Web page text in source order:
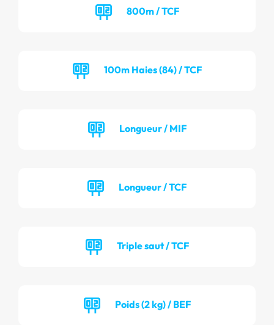
800m / TCF
100m Haies (84) / TCF
Longueur / MIF
Longueur / TCF
Triple saut / TCF
Poids (2 kg) / BEF